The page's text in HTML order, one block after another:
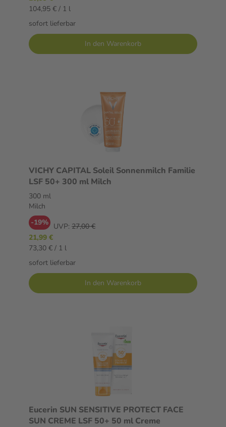
104,95 € / 1 l
sofort lieferbar
In den Warenkorb
VICHY CAPITAL Soleil Sonnenmilch Familie
LSF 50+ 300 ml Milch
300 ml
Milch
-19% UVP: 27,00 €
21,99 €
73,30 € / 1 l
sofort lieferbar
In den Warenkorb
Eucerin SUN SENSITIVE PROTECT FACE
SUN CREME LSF 50+ 50 ml Creme